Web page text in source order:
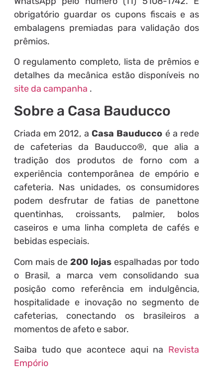
obrigatório guardar os cupons fiscais e as
embalagens premiadas para validação dos
prêmios.
O regulamento completo, lista de prêmios e
detalhes da mecânica estão disponíveis no
site da campanha .
Sobre a Casa Bauducco
Criada em 2012, a Casa Bauducco é a rede
de cafeterias da Bauducco®, que alia a
tradição dos produtos de forno com a
experiência contemporânea de empório e
cafeteria. Nas unidades, os consumidores
podem desfrutar de fatias de panettone
quentinhas, croissants, palmier, bolos
caseiros e uma linha completa de cafés e
bebidas especiais.
Com mais de 200 lojas espalhadas por todo
o Brasil, a marca vem consolidando sua
posição como referência em indulgência,
hospitalidade e inovação no segmento de
cafeterias, conectando os brasileiros a
momentos de afeto e sabor.
Saiba tudo que acontece aqui na Revista
Empório